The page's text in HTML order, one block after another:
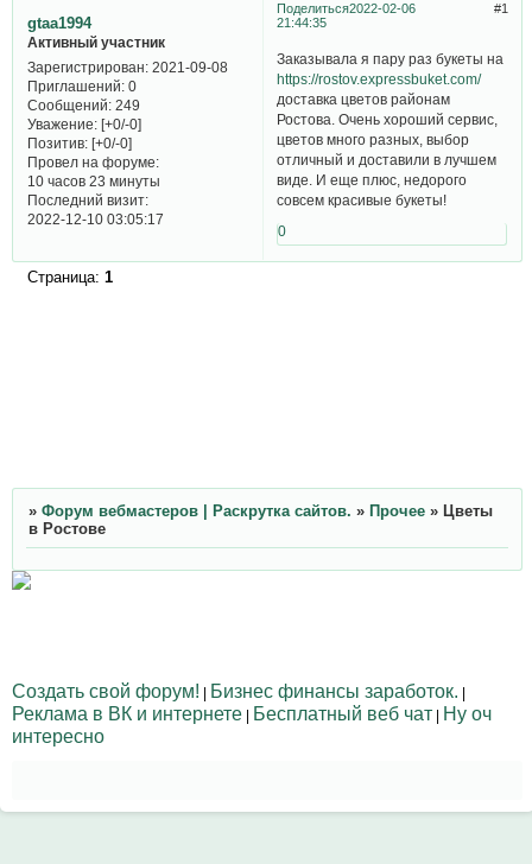
Поделиться 1
2022-02-06
21:44:35
gtaa1994
Активный участник
Зарегистрирован: 2021-09-08
Приглашений:0
Сообщений:249
Уважение: [+0/-0]
Позитив: [+0/-0]
Провел на форуме:
10 часов 23 минуты
Последний визит:
2022-12-10 03:05:17
Заказывала я пару раз букеты на
https://rostov.expressbuket.com/
доставка цветов районам
Ростова. Очень хороший сервис,
цветов много разных, выбор
отличный и доставили в лучшем
виде. И еще плюс, недорого
совсем красивые букеты!
0
Страница: 1
» Форум вебмастеров | Раскрутка сайтов. » Прочее » Цветы
в Ростове
Создать свой форум! | Бизнес финансы заработок. |
Реклама в ВК и интернете | Бесплатный веб чат | Ну оч
интересно